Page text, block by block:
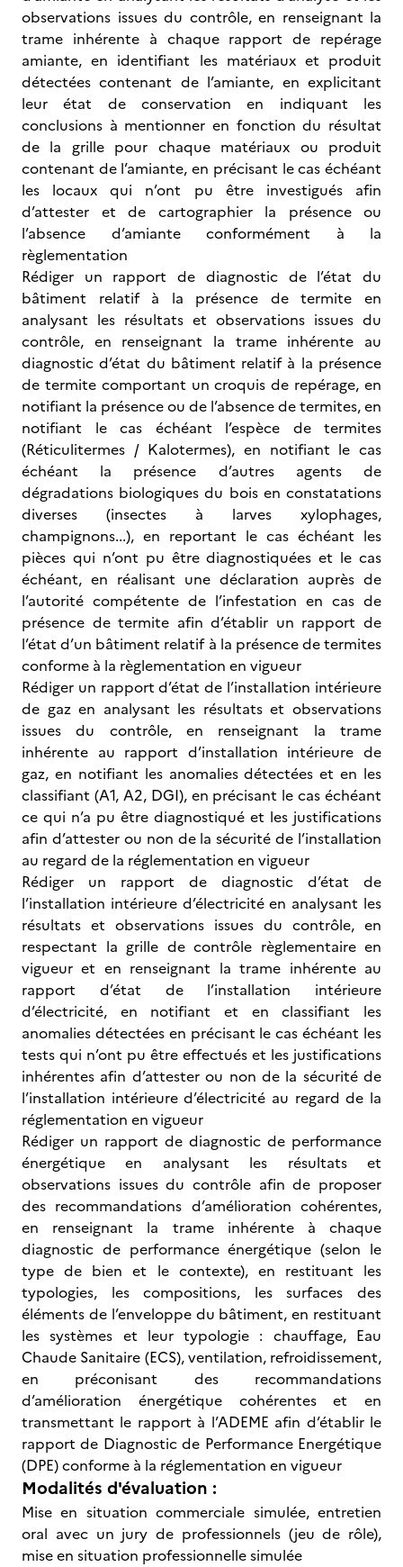
observations issues du contrôle, en renseignant la
trame inhérente à chaque rapport de repérage
amiante, en identifiant les matériaux et produit
détectées contenant de l’amiante, en explicitant
leur état de conservation en indiquant les
conclusions à mentionner en fonction du résultat
de la grille pour chaque matériaux ou produit
contenant de l’amiante, en précisant le cas échéant
les locaux qui n’ont pu être investigués afin
d’attester et de cartographier la présence ou
l’absence d’amiante conformément à la
règlementation
Rédiger un rapport de diagnostic de l’état du
bâtiment relatif à la présence de termite en
analysant les résultats et observations issues du
contrôle, en renseignant la trame inhérente au
diagnostic d’état du bâtiment relatif à la présence
de termite comportant un croquis de repérage, en
notifiant la présence ou de l’absence de termites, en
notifiant le cas échéant l’espèce de termites
(Réticulitermes / Kalotermes), en notifiant le cas
échéant la présence d’autres agents de
dégradations biologiques du bois en constatations
diverses (insectes à larves xylophages,
champignons...), en reportant le cas échéant les
pièces qui n’ont pu être diagnostiquées et le cas
échéant, en réalisant une déclaration auprès de
l’autorité compétente de l’infestation en cas de
présence de termite afin d’établir un rapport de
l’état d’un bâtiment relatif à la présence de termites
conforme à la règlementation en vigueur
Rédiger un rapport d’état de l’installation intérieure
de gaz en analysant les résultats et observations
issues du contrôle, en renseignant la trame
inhérente au rapport d’installation intérieure de
gaz, en notifiant les anomalies détectées et en les
classifiant (A1, A2, DGI), en précisant le cas échéant
ce qui n’a pu être diagnostiqué et les justifications
afin d’attester ou non de la sécurité de l’installation
au regard de la réglementation en vigueur
Rédiger un rapport de diagnostic d’état de
l’installation intérieure d’électricité en analysant les
résultats et observations issues du contrôle, en
respectant la grille de contrôle règlementaire en
vigueur et en renseignant la trame inhérente au
rapport d’état de l’installation intérieure
d’électricité, en notifiant et en classifiant les
anomalies détectées en précisant le cas échéant les
tests qui n’ont pu être effectués et les justifications
inhérentes afin d’attester ou non de la sécurité de
l’installation intérieure d’électricité au regard de la
réglementation en vigueur
Rédiger un rapport de diagnostic de performance
énergétique en analysant les résultats et
observations issues du contrôle afin de proposer
des recommandations d’amélioration cohérentes,
en renseignant la trame inhérente à chaque
diagnostic de performance énergétique (selon le
type de bien et le contexte), en restituant les
typologies, les compositions, les surfaces des
éléments de l’enveloppe du bâtiment, en restituant
les systèmes et leur typologie : chauffage, Eau
Chaude Sanitaire (ECS), ventilation, refroidissement,
en préconisant des recommandations
d’amélioration énergétique cohérentes et en
transmettant le rapport à l’ADEME afin d’établir le
rapport de Diagnostic de Performance Energétique
(DPE) conforme à la réglementation en vigueur
Modalités d'évaluation :
Mise en situation commerciale simulée, entretien
oral avec un jury de professionnels (jeu de rôle),
mise en situation professionnelle simulée